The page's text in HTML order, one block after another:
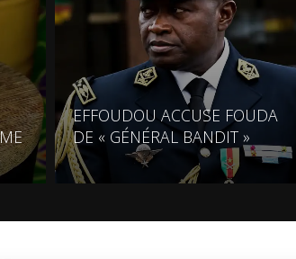
EFFOUDOU ACCUSE FOUDA
DE « GÉNÉRAL BANDIT »